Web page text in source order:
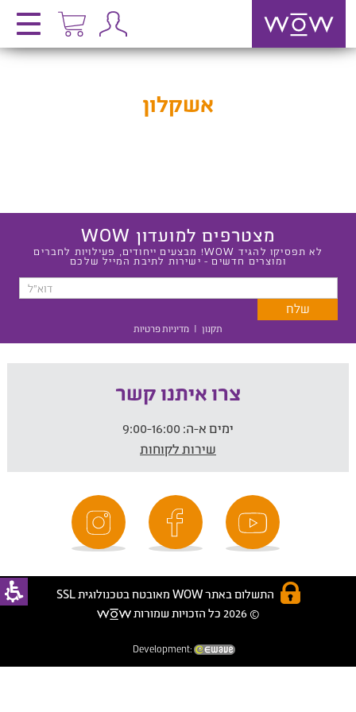
אשקלון
מצטרפים למועדון WOW
לא תפסיקו להגיד WOW! מבצעים ייחודים, פעילויות לחברים
ומוצרים חדשים - ישירות לתיבת המייל שלכם
תקנון | מדיניות פרטיות
צרו איתנו קשר
ימים א-ה:
שירות לקוחות
התשלום באתר WOW מאובטח בטכנולוגית SSL
© 2026 כל הזכויות שמורות
Development: